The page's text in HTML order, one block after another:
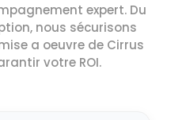
expert. Du
nous sécurisons
a oeuvre de Cirrus
votre ROI.